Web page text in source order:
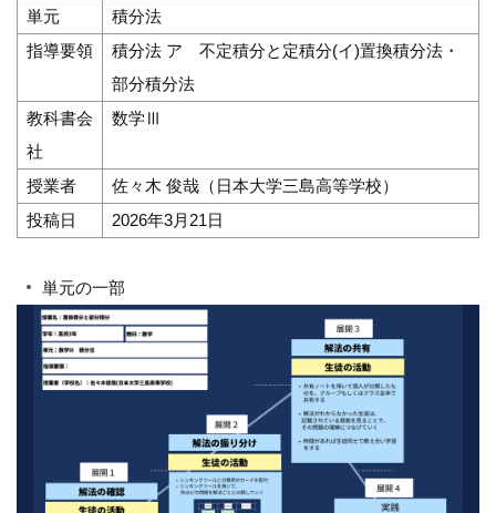
単元
積分法
指導要領
積分法 ア 不定積分と定積分(イ)置換積分法・
部分積分法
教科書会
社
数学Ⅲ
授業者
佐々木 俊哉（日本大学三島高等学校）
投稿日
2026年3月21日
単元の一部